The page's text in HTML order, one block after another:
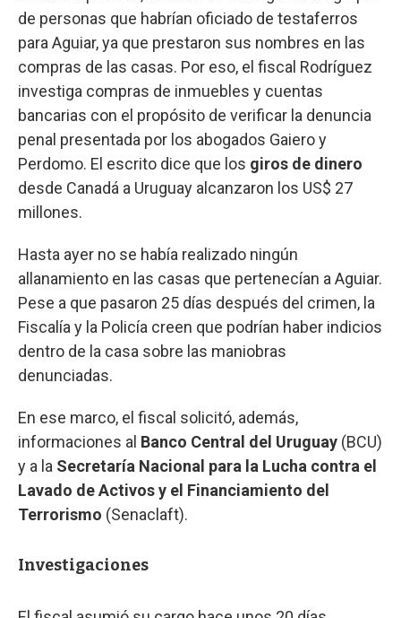
de personas que habrían oficiado de testaferros
para Aguiar, ya que prestaron sus nombres en las
compras de las casas. Por eso, el fiscal Rodríguez
investiga compras de inmuebles y cuentas
bancarias con el propósito de verificar la denuncia
penal presentada por los abogados Gaiero y
Perdomo. El escrito dice que los giros de dinero
desde Canadá a Uruguay alcanzaron los US$ 27
millones.
Hasta ayer no se había realizado ningún
allanamiento en las casas que pertenecían a Aguiar.
Pese a que pasaron 25 días después del crimen, la
Fiscalía y la Policía creen que podrían haber indicios
dentro de la casa sobre las maniobras
denunciadas.
En ese marco, el fiscal solicitó, además,
informaciones al Banco Central del Uruguay (BCU)
y a la Secretaría Nacional para la Lucha contra el
Lavado de Activos y el Financiamiento del
Terrorismo (Senaclaft).
Investigaciones